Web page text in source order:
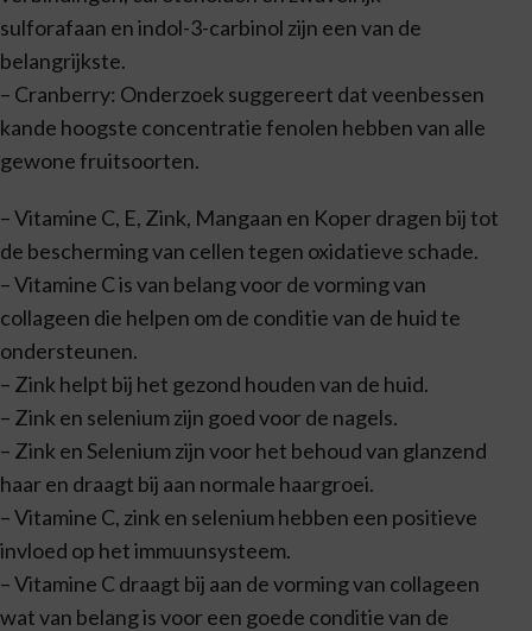
sulforafaan en indol-3-carbinol zijn een van de
belangrijkste.
– Cranberry: Onderzoek suggereert dat veenbessen
kande hoogste concentratie fenolen hebben van alle
gewone fruitsoorten.
– Vitamine C, E, Zink, Mangaan en Koper dragen bij tot
de bescherming van cellen tegen oxidatieve schade.
– Vitamine C is van belang voor de vorming van
collageen die helpen om de conditie van de huid te
ondersteunen.
– Zink helpt bij het gezond houden van de huid.
– Zink en selenium zijn goed voor de nagels.
– Zink en Selenium zijn voor het behoud van glanzend
haar en draagt bij aan normale haargroei.
– Vitamine C, zink en selenium hebben een positieve
invloed op het immuunsysteem.
– Vitamine C draagt bij aan de vorming van collageen
wat van belang is voor een goede conditie van de